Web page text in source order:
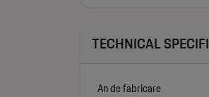
TECHNICAL
An de fabricare